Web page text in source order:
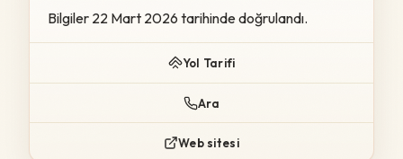
Bilgiler 22 Mart 2026 tarihinde doğrulandı.
Yol Tarifi
Ara
Web sitesi